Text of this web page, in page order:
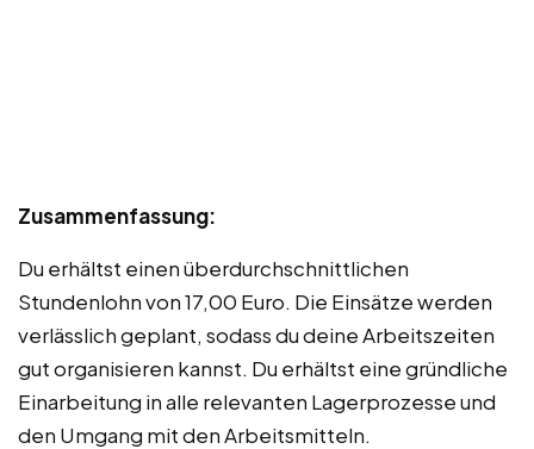
Zusammenfassung:
Du erhältst einen überdurchschnittlichen
Stundenlohn von 17,00 Euro. Die Einsätze werden
verlässlich geplant, sodass du deine Arbeitszeiten
gut organisieren kannst. Du erhältst eine gründliche
Einarbeitung in alle relevanten Lagerprozesse und
den Umgang mit den Arbeitsmitteln.